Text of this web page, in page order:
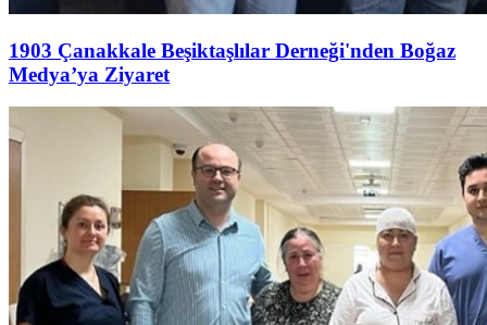
1903 Çanakkale Beşiktaşlılar Derneği'nden Boğaz
Medya’ya Ziyaret